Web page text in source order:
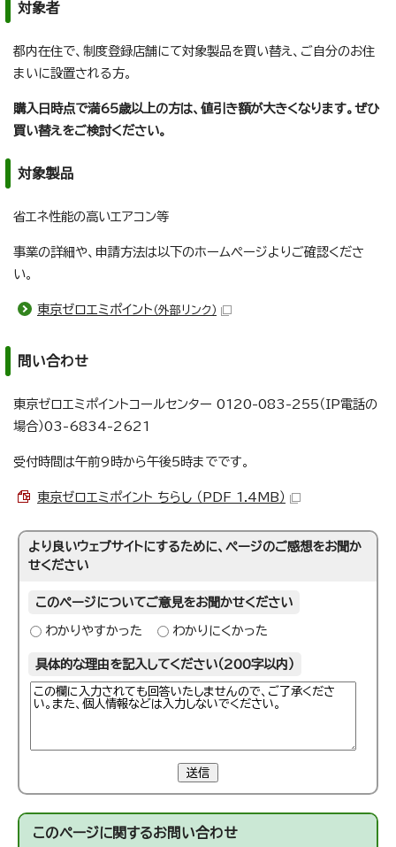
対象者
都内在住で、制度登録店舗にて対象製品を買い替え、ご自分のお住
まいに設置される方。
購入日時点で満65歳以上の方は、値引き額が大きくなります。ぜひ
買い替えをご検討ください。
対象製品
省エネ性能の高いエアコン等
事業の詳細や、申請方法は以下のホームページよりご確認くださ
い。
東京ゼロエミポイント （外部リンク）
問い合わせ
東京ゼロエミポイントコールセンター 0120-083-255（IP電話の
場合）03-6834-2621
受付時間は午前9時から午後5時までです。
東京ゼロエミポイント ちらし （PDF 1.4MB）
より良いウェブサイトにするために、ページのご感想をお聞か
せください
このページについてご意見をお聞かせください
わかりやすかった わかりにくかった
具体的な理由を記入してください（200字以内）
送信
このページに関するお問い合わせ